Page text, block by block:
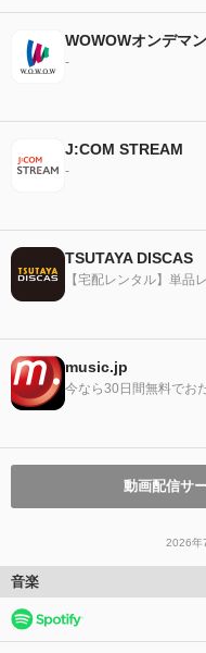
WOWOWオンデマ
-
J:COM STREAM
-
TSUTAYA DISCAS
【宅配レンタル】単品
music.jp
今なら30日間無料でお
動画配信サ
2026年
音楽